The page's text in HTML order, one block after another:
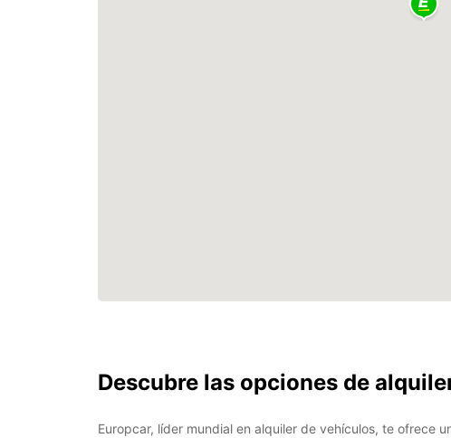
Descubre las opciones de
Europcar, líder mundial en alquiler de vehículos, te ofrece